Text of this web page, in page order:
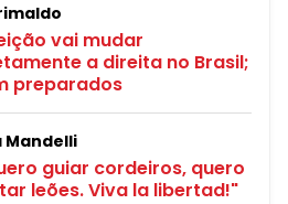
vai mudar
a direita no Brasil;
preparados
Mandelli
guiar cordeiros, quero
leões. Viva la libertad!"